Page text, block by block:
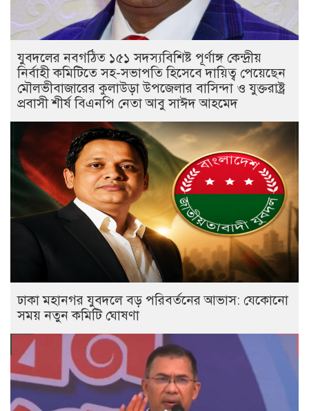
যুবদলের নবগঠিত ১৫১ সদস্যবিশিষ্ট পূর্ণাঙ্গ কেন্দ্রীয়
নির্বাহী কমিটিতে সহ-সভাপতি হিসেবে দায়িত্ব পেয়েছেন
মৌলভীবাজারের কুলাউড়া উপজেলার বাসিন্দা ও যুক্তরাষ্ট্র
প্রবাসী শীর্ষ বিএনপি নেতা আবু সাঈদ আহমেদ
ঢাকা মহানগর যুবদলে বড় পরিবর্তনের আভাস: যেকোনো
সময় নতুন কমিটি ঘোষণা